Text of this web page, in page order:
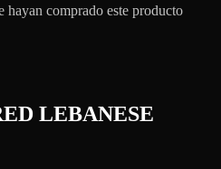
hayan comprado este producto
LEBANESE